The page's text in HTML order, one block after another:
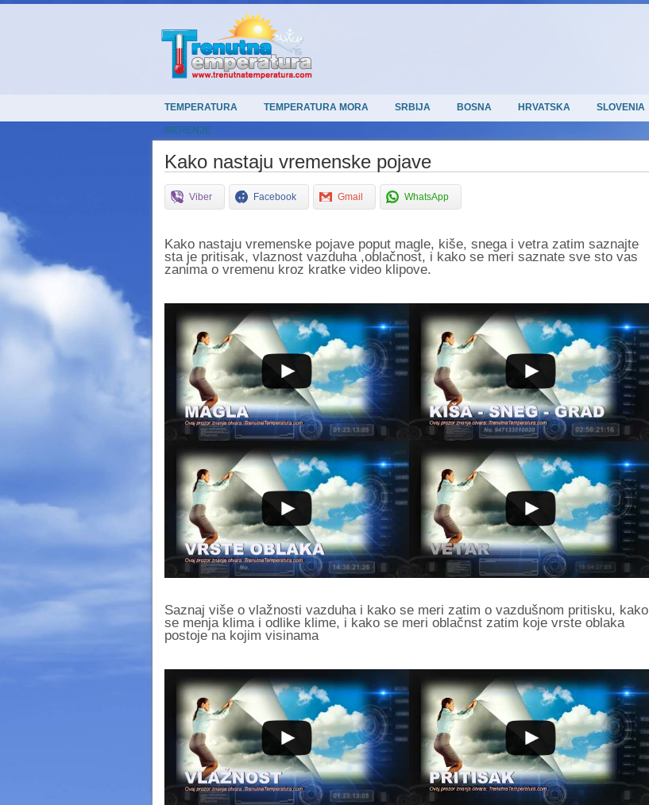
TEMPERATURA TEMPERATURA MORA SRBIJA BOSNA HRVATSKA SLOVENIA
MERENJE
Kako nastaju vremenske pojave
Viber Facebook Gmail WhatsApp
Kako nastaju vremenske pojave poput magle, kiše, snega i vetra zatim saznajte
sta je pritisak, vlaznost vazduha ,oblačnost, i kako se meri saznate sve sto vas
zanima o vremenu kroz kratke video klipove.
Saznaj više o vlažnosti vazduha i kako se meri zatim o vazdušnom pritisku, kako
se menja klima i odlike klime, i kako se meri oblačnst zatim koje vrste oblaka
postoje na kojim visinama